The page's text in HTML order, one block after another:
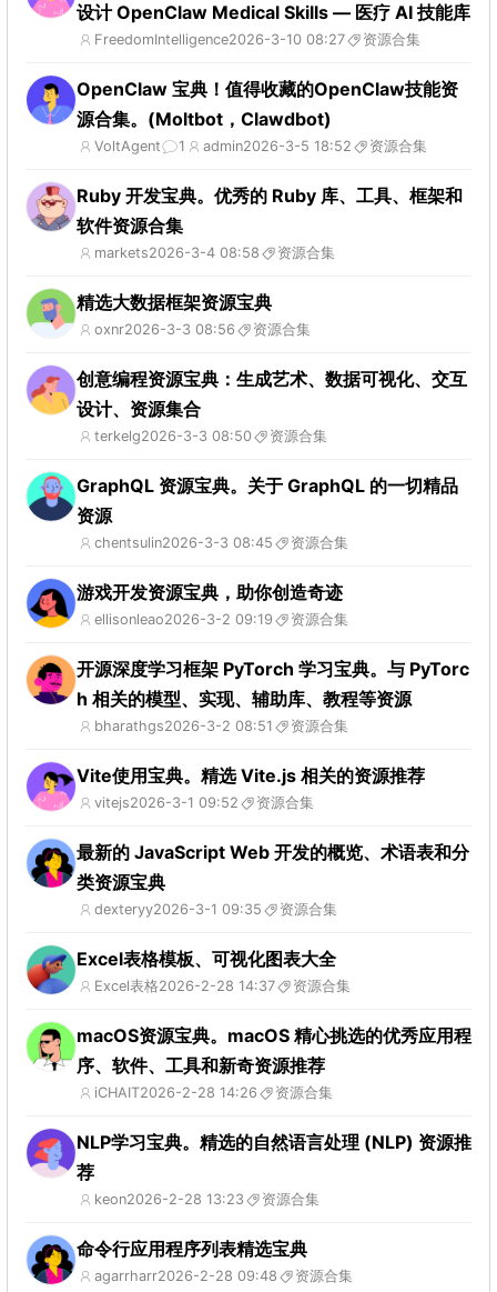
设计 OpenClaw Medical Skills — 医疗 AI 技能库
FreedomIntelligence2026-3-10 08:27 资源合集
OpenClaw 宝典！值得收藏的OpenClaw技能资
源合集。(Moltbot，Clawdbot)
VoltAgent 1 admin2026-3-5 18:52 资源合集
Ruby 开发宝典。优秀的 Ruby 库、工具、框架和
软件资源合集
markets2026-3-4 08:58 资源合集
精选大数据框架资源宝典
oxnr2026-3-3 08:56 资源合集
创意编程资源宝典：生成艺术、数据可视化、交互
设计、资源集合
terkelg2026-3-3 08:50 资源合集
GraphQL 资源宝典。关于 GraphQL 的一切精品
资源
chentsulin2026-3-3 08:45 资源合集
游戏开发资源宝典，助你创造奇迹
ellisonleao2026-3-2 09:19 资源合集
开源深度学习框架 PyTorch 学习宝典。与 PyTorc
h 相关的模型、实现、辅助库、教程等资源
bharathgs2026-3-2 08:51 资源合集
Vite使用宝典。精选 Vite.js 相关的资源推荐
vitejs2026-3-1 09:52 资源合集
最新的 JavaScript Web 开发的概览、术语表和分
类资源宝典
dexteryy2026-3-1 09:35 资源合集
Excel表格模板、可视化图表大全
Excel表格2026-2-28 14:37 资源合集
macOS资源宝典。macOS 精心挑选的优秀应用程
序、软件、工具和新奇资源推荐
iCHAIT2026-2-28 14:26 资源合集
NLP学习宝典。精选的自然语言处理 (NLP) 资源推
荐
keon2026-2-28 13:23 资源合集
命令行应用程序列表精选宝典
agarrharr2026-2-28 09:48 资源合集